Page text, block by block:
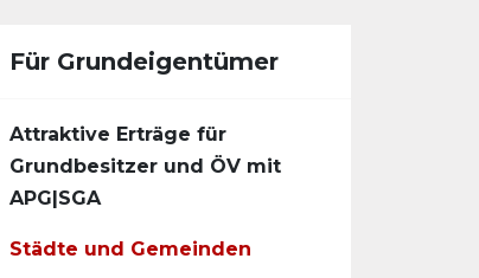
Für Grundeigentümer
Attraktive Erträge für
Grundbesitzer und ÖV mit
APG|SGA
Städte und Gemeinden